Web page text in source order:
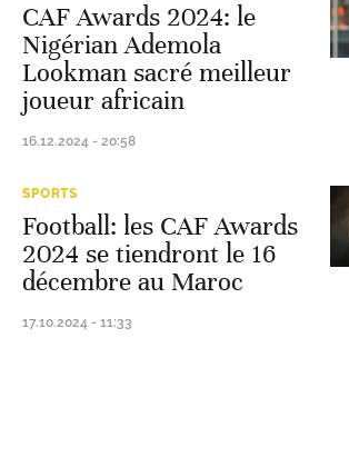
CAF Awards 2024: le
Nigérian Ademola
Lookman sacré meilleur
joueur africain
16.12.2024 - 20:58
SPORTS
Football: les CAF Awards
2024 se tiendront le 16
décembre au Maroc
17.10.2024 - 11:33